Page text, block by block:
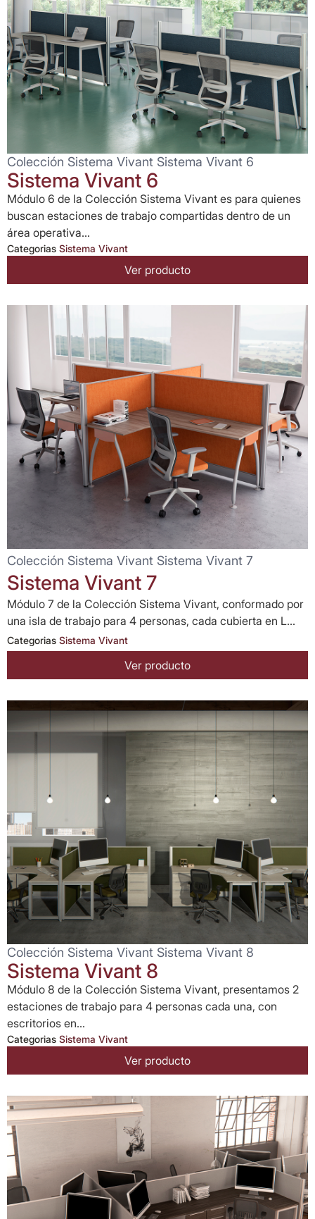
Colección Sistema Vivant Sistema Vivant 6
Sistema Vivant 6
Módulo 6 de la Colección Sistema Vivant es para quienes
buscan estaciones de trabajo compartidas dentro de un
área operativa...
Categorias Sistema Vivant
Ver producto
Colección Sistema Vivant Sistema Vivant 7
Sistema Vivant 7
Módulo 7 de la Colección Sistema Vivant, conformado por
una isla de trabajo para 4 personas, cada cubierta en L...
Categorias Sistema Vivant
Ver producto
Colección Sistema Vivant Sistema Vivant 8
Sistema Vivant 8
Módulo 8 de la Colección Sistema Vivant, presentamos 2
estaciones de trabajo para 4 personas cada una, con
escritorios en...
Categorias Sistema Vivant
Ver producto